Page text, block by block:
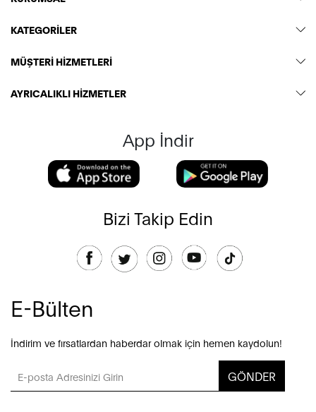
KATEGORİLER
MÜŞTERİ HİZMETLERİ
AYRICALIKLI HİZMETLER
App İndir
Bizi Takip Edin
E-Bülten
İndirim ve fırsatlardan haberdar olmak için hemen kaydolun!
GÖNDER